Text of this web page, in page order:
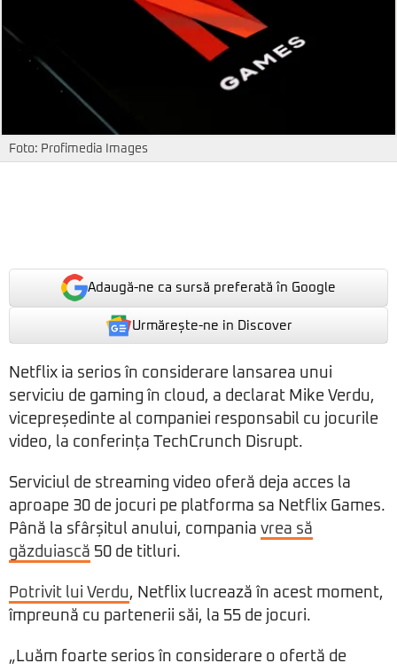
Foto: Profimedia Images
Adaugă-ne ca sursă preferată în Google
Urmărește-ne in Discover
Netflix ia serios în considerare lansarea unui
serviciu de gaming în cloud, a declarat Mike Verdu,
vicepreședinte al companiei responsabil cu jocurile
video, la conferința TechCrunch Disrupt.
Serviciul de streaming video oferă deja acces la
aproape 30 de jocuri pe platforma sa Netflix Games.
Până la sfârșitul anului, compania vrea să
găzduiască 50 de titluri.
Potrivit lui Verdu, Netflix lucrează în acest moment,
împreună cu partenerii săi, la 55 de jocuri.
„Luăm foarte serios în considerare o ofertă de